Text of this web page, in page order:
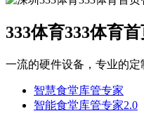
333体育333体育
一流的硬件设备，专业的定
智慧食堂库管专家
智能食堂库管专家2.0